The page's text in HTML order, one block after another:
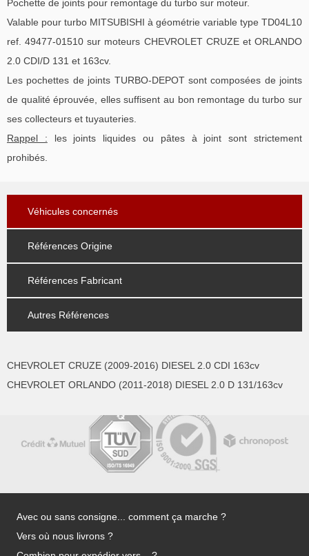
Pochette de joints pour remontage du turbo sur moteur.
Valable pour turbo MITSUBISHI à géométrie variable type TD04L10
ref. 49477-01510 sur moteurs CHEVROLET CRUZE et ORLANDO
2.0 CDI/D 131 et 163cv.
Les pochettes de joints TURBO-DEPOT sont composées de joints
de qualité éprouvée, elles suffisent au bon remontage du turbo sur
ses collecteurs et tuyauteries.
Rappel : les joints liquides ou pâtes à joint sont strictement
prohibés.
Véhicules concernés
Références Origine
Références Fabricant
Autres Références
CHEVROLET CRUZE (2009-2016) DIESEL 2.0 CDI 163cv
CHEVROLET ORLANDO (2011-2018) DIESEL 2.0 D 131/163cv
Avec ou sans consigne... comment ça marche ?
Vers où nous livrons ?